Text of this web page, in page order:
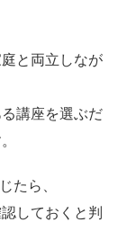
と両立しなが
講座を選ぶだ
たら、
しておくと判